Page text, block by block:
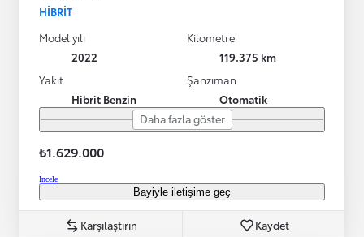
HIBRIT
Model yılı
2022
Kilometre
119.375 km
Yakıt
Hibrit Benzin
Şanzıman
Otomatik
Daha fazla göster
₺1.629.000
İncele
Bayiyle iletişime geç
Karşılaştırın Kaydet